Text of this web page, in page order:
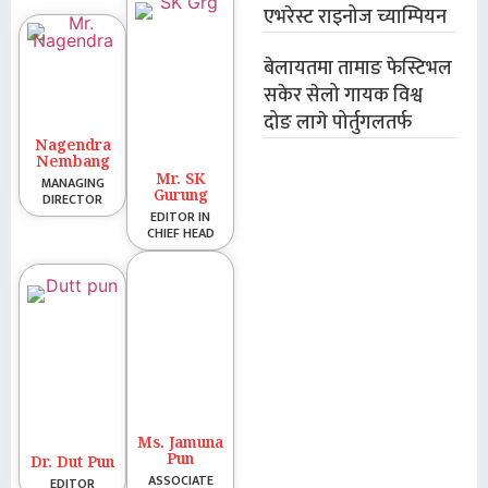
Nagendra
Nembang
MANAGING
DIRECTOR
Mr. SK
Gurung
EDITOR IN
CHIEF HEAD
Dr. Dut Pun
EDITOR
Ms. Jamuna
Pun
ASSOCIATE
एभरेस्ट राइनोज च्याम्पियन
बेलायतमा तामाङ फेस्टिभल
सकेर सेलो गायक विश्व
दोङ लागे पोर्तुगलतर्फ